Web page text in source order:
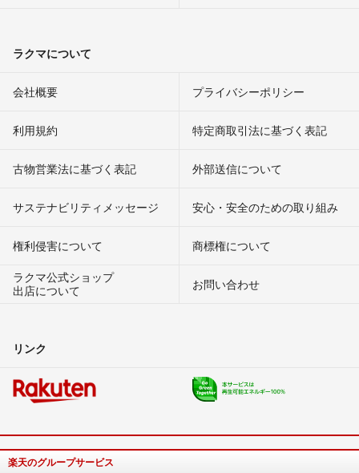
ラクマについて
会社概要 プライバシーポリシー
利用規約 特定商取引法に基づく表記
古物営業法に基づく表記 外部送信について
サステナビリティメッセージ 安心・安全のための取り組み
権利侵害について
商標権について
ラクマ公式ショップ
出店について
お問い合わせ
リンク
楽天のグループサービス